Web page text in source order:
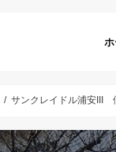
サンクレイドル浦安III